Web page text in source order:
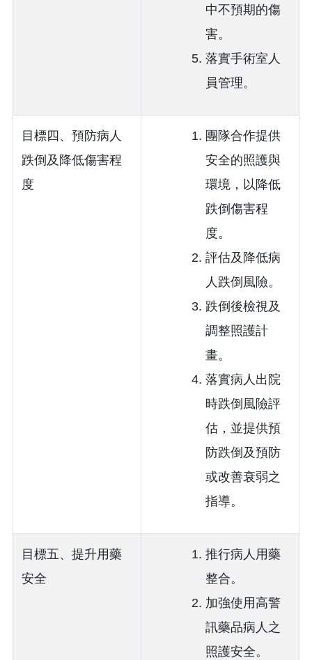
中不預期的傷
害。
落實手術室人
員管理。
目標四、預防病人
跌倒及降低傷害程
度
團隊合作提供
安全的照護與
環境，以降低
跌倒傷害程
度。
評估及降低病
人跌倒風險。
跌倒後檢視及
調整照護計
畫。
落實病人出院
時跌倒風險評
估，並提供預
防跌倒及預防
或改善衰弱之
指導。
目標五、提升用藥
安全
推行病人用藥
整合。
加強使用高警
訊藥品病人之
照護安全。